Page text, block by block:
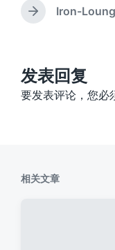
文
章
下
：
Iron-
发表回复
要发表评论，您必
相关文章